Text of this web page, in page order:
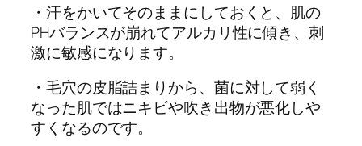
・汗をかいてそのままにしておくと、肌の
PHバランスが崩れてアルカリ性に傾き、刺
激に敏感になります。
・毛穴の皮脂詰まりから、菌に対して弱く
なった肌ではニキビや吹き出物が悪化しや
すくなるのです。